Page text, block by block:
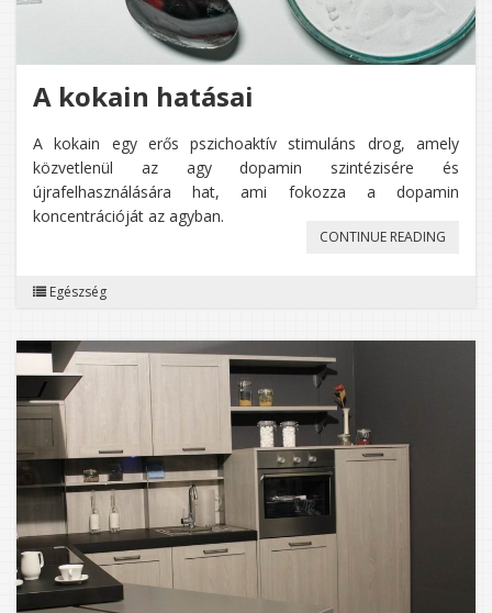
A kokain hatásai
A kokain egy erős pszichoaktív stimuláns drog, amely
közvetlenül az agy dopamin szintézisére és
újrafelhasználására hat, ami fokozza a dopamin
koncentrációját az agyban.
CONTINUE READING
Egészség